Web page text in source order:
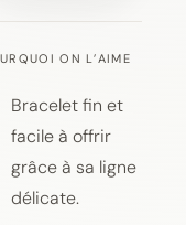
ON L’AIME
Bracelet fin et
facile à offrir
grâce à sa ligne
délicate.